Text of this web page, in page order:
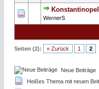
WernerS
0
Seiten (2): « Zurück 1 2
Neue Beiträge
Heißes Thema mit neuen